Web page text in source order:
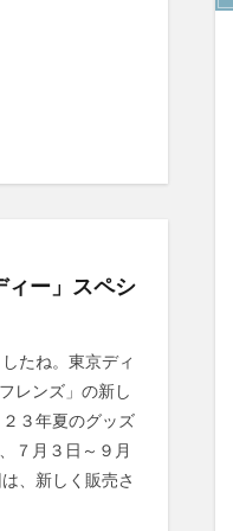
ィー」スペシ
たね。東京ディ
レンズ」の新し
３年夏のグッズ
７月３日～９月
、新しく販売さ